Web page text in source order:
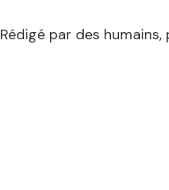
Rédigé par des